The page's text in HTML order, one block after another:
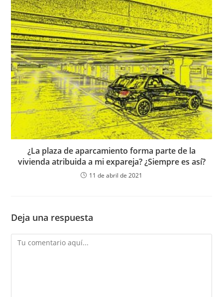
¿La plaza de aparcamiento forma parte de la
vivienda atribuida a mi expareja? ¿Siempre es así?
11 de abril de 2021
Deja una respuesta